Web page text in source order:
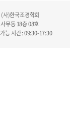
(사)한국조경학회
무동 18층 08호
능 시간 : 09:30-17:30